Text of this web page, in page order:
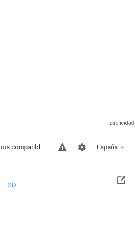
España
Sitios compatibles
SD